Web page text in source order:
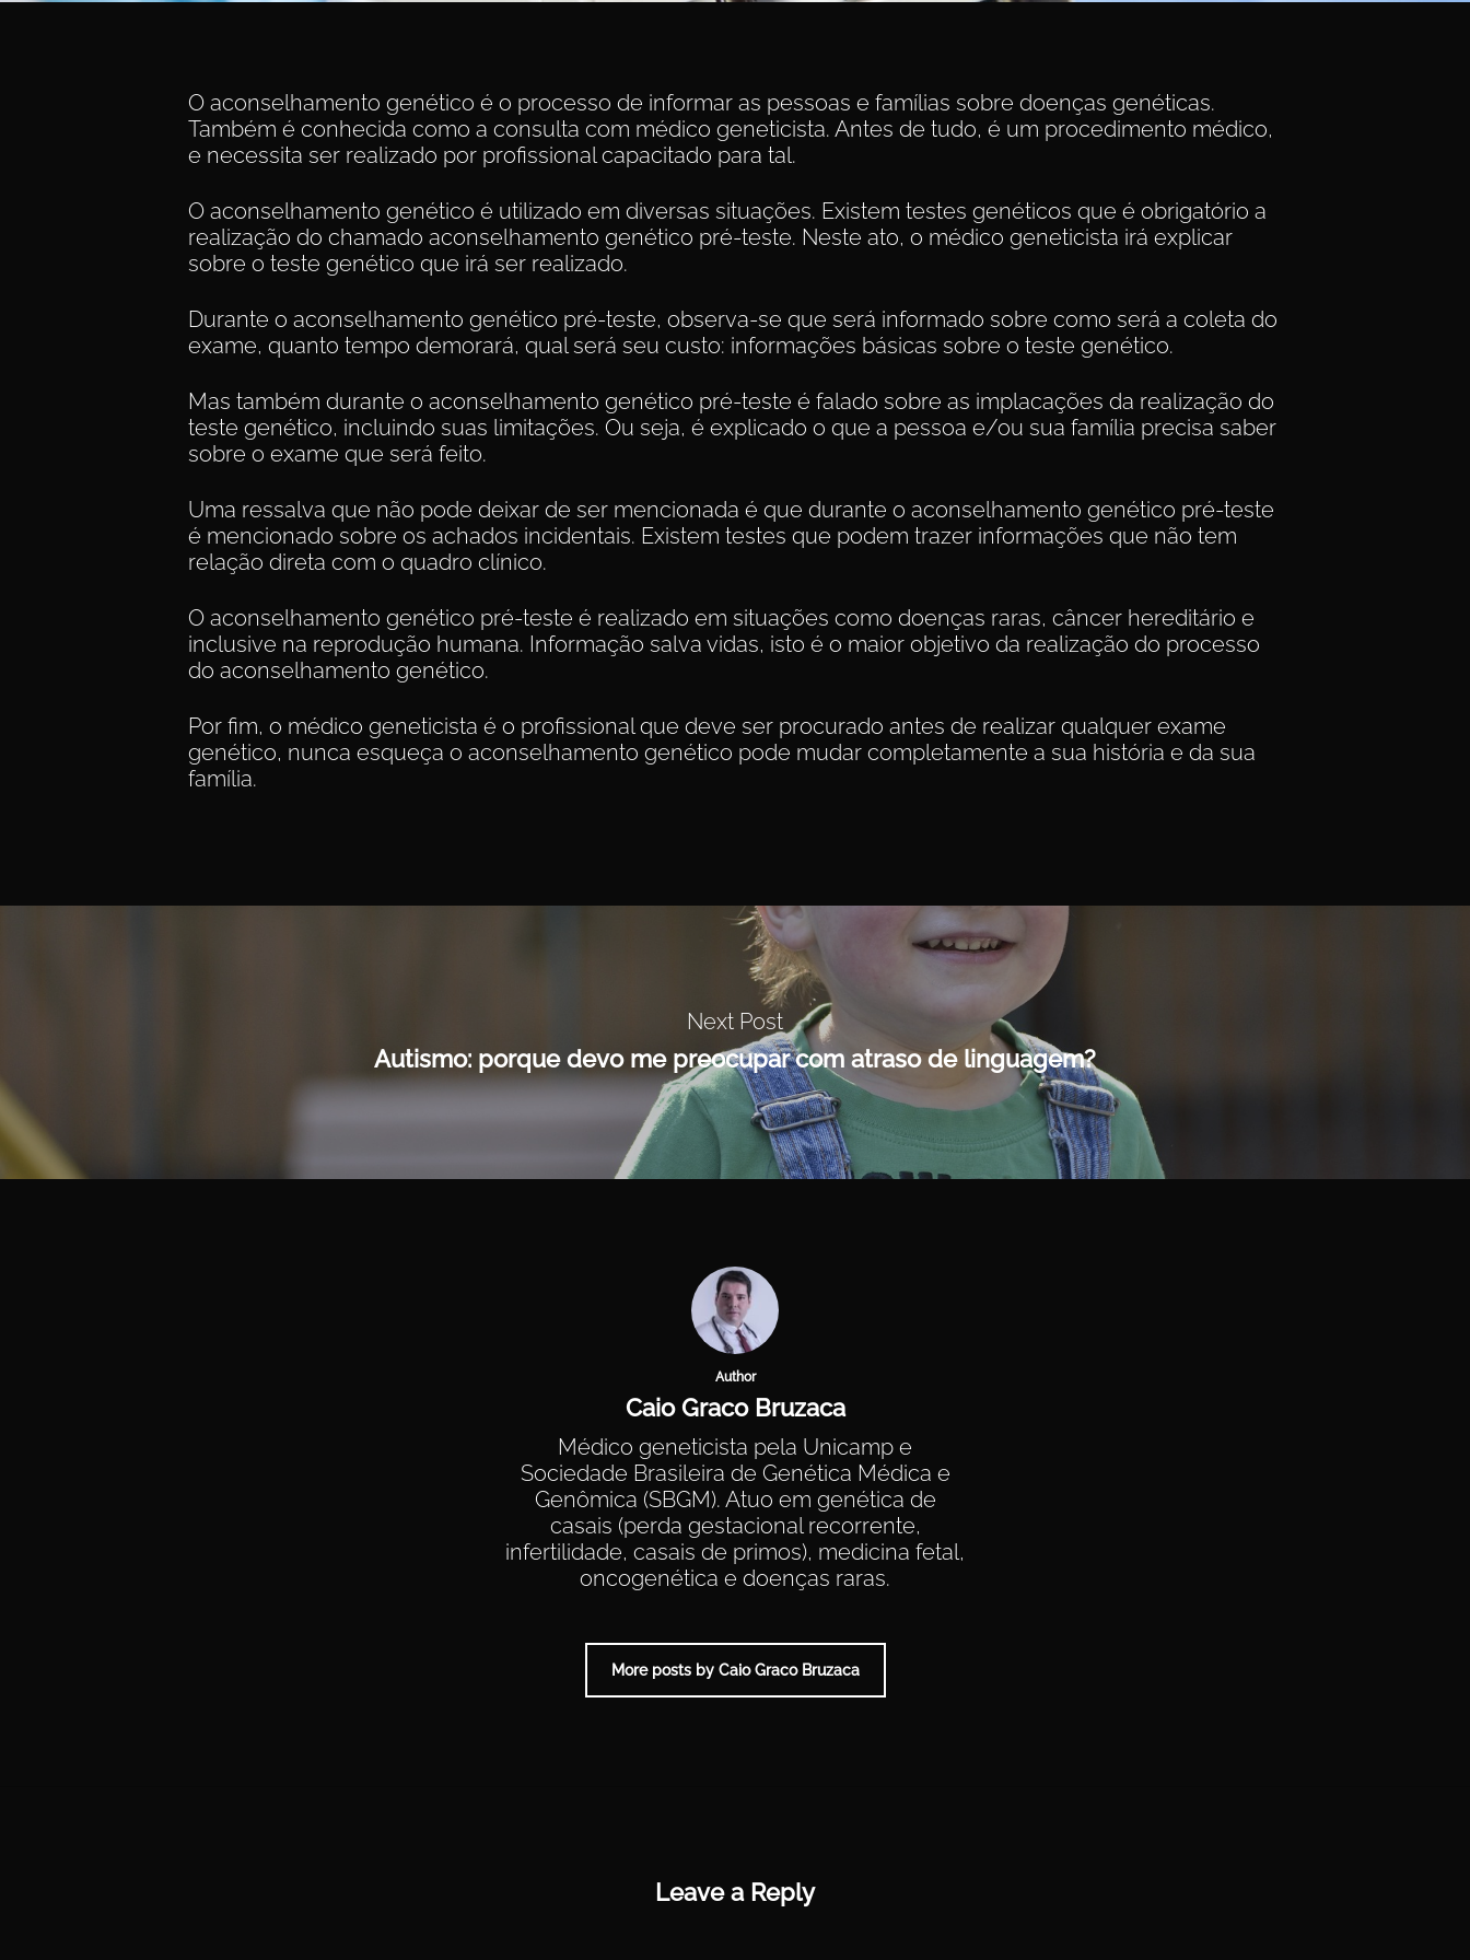
O aconselhamento genético é o processo de informar as pessoas e famílias sobre doenças genéticas.
Também é conhecida como a consulta com médico geneticista. Antes de tudo, é um procedimento médico,
e necessita ser realizado por profissional capacitado para tal.
O aconselhamento genético é utilizado em diversas situações. Existem testes genéticos que é obrigatório a
realização do chamado aconselhamento genético pré-teste. Neste ato, o médico geneticista irá explicar
sobre o teste genético que irá ser realizado.
Durante o aconselhamento genético pré-teste, observa-se que será informado sobre como será a coleta do
exame, quanto tempo demorará, qual será seu custo: informações básicas sobre o teste genético.
Mas também durante o aconselhamento genético pré-teste é falado sobre as implacações da realização do
teste genético, incluindo suas limitações. Ou seja, é explicado o que a pessoa e/ou sua família precisa saber
sobre o exame que será feito.
Uma ressalva que não pode deixar de ser mencionada é que durante o aconselhamento genético pré-teste
é mencionado sobre os achados incidentais. Existem testes que podem trazer informações que não tem
relação direta com o quadro clínico.
O aconselhamento genético pré-teste é realizado em situações como doenças raras, câncer hereditário e
inclusive na reprodução humana. Informação salva vidas, isto é o maior objetivo da realização do processo
do aconselhamento genético.
Por fim, o médico geneticista é o profissional que deve ser procurado antes de realizar qualquer exame
genético, nunca esqueça o aconselhamento genético pode mudar completamente a sua história e da sua
família.
Next Post
Autismo: porque devo me preocupar com atraso de linguagem?
Author
Caio Graco Bruzaca
Médico geneticista pela Unicamp e
Sociedade Brasileira de Genética Médica e
Genômica (SBGM). Atuo em genética de
casais (perda gestacional recorrente,
infertilidade, casais de primos), medicina fetal,
oncogenética e doenças raras.
More posts by Caio Graco Bruzaca
Leave a Reply